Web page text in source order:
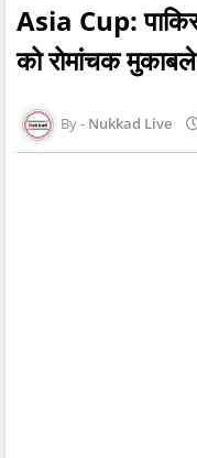
Asia Cup:
को रोमांचक
Nukkad Live